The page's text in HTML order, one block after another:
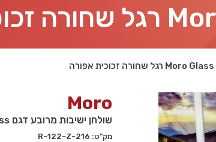
Moro
שולחן ישיבות מרובע דגם Moro Glass רגל שחורה זכוכית אפורה
מק"ט: 216-R-122-Z